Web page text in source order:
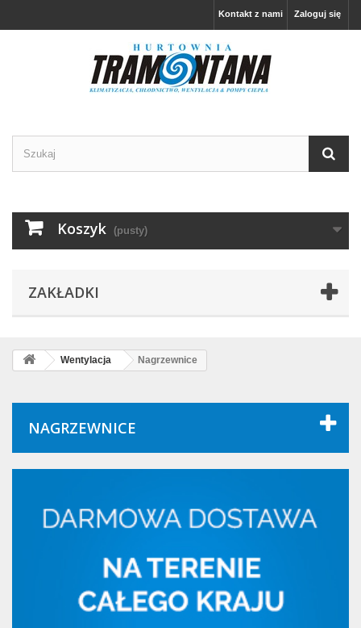
Zaloguj się
Kontakt z nami
Koszyk (pusty)
ZAKŁADKI
Wentylacja Nagrzewnice
NAGRZEWNICE